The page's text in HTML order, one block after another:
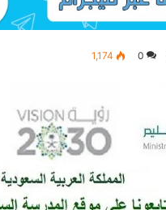
0
1,174